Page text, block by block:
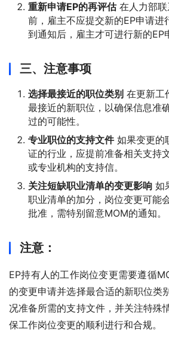
重新申请EP的再评估在人力部联
前，雇主不应提交新的EP申请进
到通知后，雇主才可进行新的EP
三、注意事项
选择最接近的职位类别 在更新工
最接近的新职位，以确保信息准
过的可能性。
专业职位的支持文件如果变更的
证的行业，应提前准备相关支持
或专业机构的支持信。
关注短缺职业清单的变更影响 如
职业清单的加分，岗位变更可能
批准，需特别留意MOM的通知。
注意：
EP持有人的工作岗位变更需要遵循
的变更申请并选择最合适的新职位类
况准备所需的支持文件，并关注特殊
保工作岗位变更的顺利进行和合规。